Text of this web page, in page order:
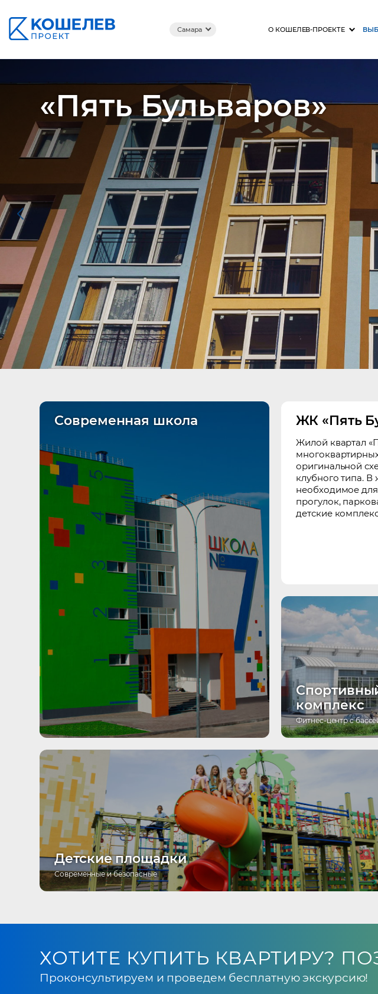
Самара О КОШЕЛЕВ-ПРОЕКТЕ
«Пять Бульваров»
Современная школа ЖК «Пять
Жилой квартал
оригинальной
клубного типа. В
необходимое
прогулок,
детские
комплекс
Фитнес-центр с
Детские площадки
Современные и безопасные
ХОТИТЕ КУПИТЬ КВАРТИРУ?
Проконсультируем и проведем бесплатную экскурсию!